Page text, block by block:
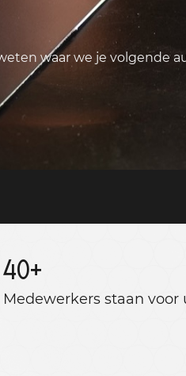
waar we je volgende
40+
Medewerkers staan ​​voor